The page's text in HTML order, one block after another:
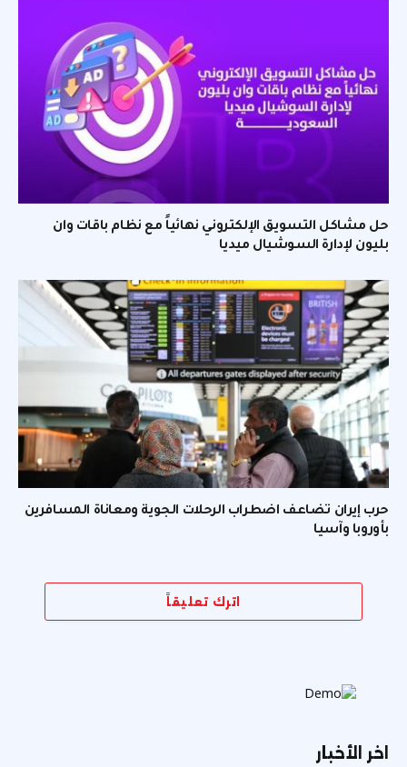
حل مشاكل التسويق الإلكتروني نهائياً مع نظام باقات وان
بليون لإدارة السوشيال ميديا
حرب إيران تضاعف اضطراب الرحلات الجوية ومعاناة المسافرين
بأوروبا وآسيا
اترك تعليقاً
اخر الأخبار